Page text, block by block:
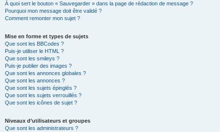
À quoi sert le bouton « Sauvegarder » dans la page de rédaction de message ?
Pourquoi mon message doit être validé ?
Comment remonter mon sujet ?
Mise en forme et types de sujets
Que sont les BBCodes ?
Puis-je utiliser le HTML ?
Que sont les smileys ?
Puis-je publier des images ?
Que sont les annonces globales ?
Que sont les annonces ?
Que sont les sujets épinglés ?
Que sont les sujets verrouillés ?
Que sont les icônes de sujet ?
Niveaux d’utilisateurs et groupes
Que sont les administrateurs ?